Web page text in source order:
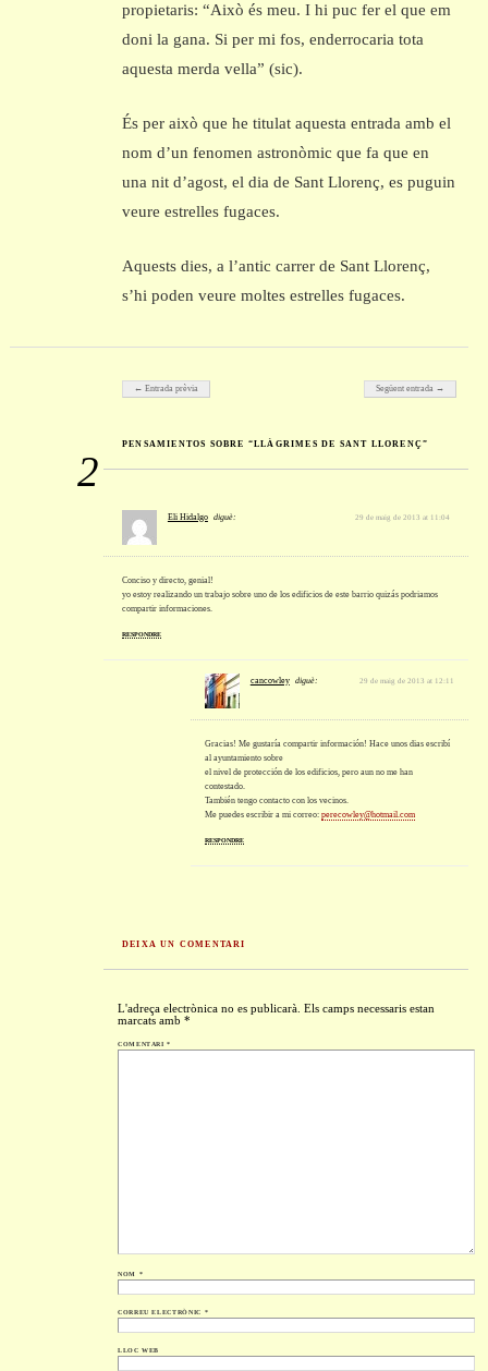
propietaris: “Això és meu. I hi puc fer el que em
doni la gana. Si per mi fos, enderrocaria tota
aquesta merda vella” (sic).
És per això que he titulat aquesta entrada amb el
nom d’un fenomen astronòmic que fa que en
una nit d’agost, el dia de Sant Llorenç, es puguin
veure estrelles fugaces.
Aquests dies, a l’antic carrer de Sant Llorenç,
s’hi poden veure moltes estrelles fugaces.
Post navigation
← Entrada prèvia Següent entrada →
2
PENSAMIENTOS SOBRE “LLÀGRIMES DE SANT LLORENÇ”
Eli Hidalgo diguè: 29 de maig de 2013 at 11:04
Conciso y directo, genial!
yo estoy realizando un trabajo sobre uno de los edificios de este barrio quizás podriamos
compartir informaciones.
RESPONDRE
cancowley diguè: 29 de maig de 2013 at 12:11
Gracias! Me gustaría compartir información! Hace unos dias escribí
al ayuntamiento sobre
el nivel de protección de los edificios, pero aun no me han
contestado.
También tengo contacto con los vecinos.
Me puedes escribir a mi correo: perecowley@hotmail.com
RESPONDRE
DEIXA UN COMENTARI
L'adreça electrònica no es publicarà. Els camps necessaris estan
marcats amb *
COMENTARI*
NOM *
CORREU ELECTRÒNIC *
LLOC WEB